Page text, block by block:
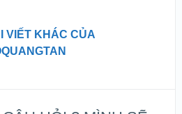
VIẾT KHÁC CỦA